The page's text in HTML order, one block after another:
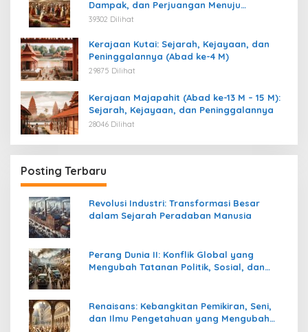
Dampak, dan Perjuangan Menuju
Kemerdekaan
39302 Dilihat
Kerajaan Kutai: Sejarah, Kejayaan, dan
Peninggalannya (Abad ke-4 M)
29875 Dilihat
Kerajaan Majapahit (Abad ke-13 M – 15 M):
Sejarah, Kejayaan, dan Peninggalannya
28046 Dilihat
Posting Terbaru
Revolusi Industri: Transformasi Besar
dalam Sejarah Peradaban Manusia
Perang Dunia II: Konflik Global yang
Mengubah Tatanan Politik, Sosial, dan
Renaisans: Kebangkitan Pemikiran, Seni,
dan Ilmu Pengetahuan yang Mengubah